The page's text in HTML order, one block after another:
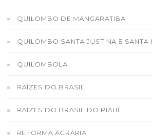
QUILOMBO DE MANGARATIBA
QUILOMBO SANTA JUSTINA E SANTA
QUILOMBOLA
RAÍZES DO BRASIL
RAÍZES DO BRASIL DO PIAUÍ
REFORMA AGRÁRIA